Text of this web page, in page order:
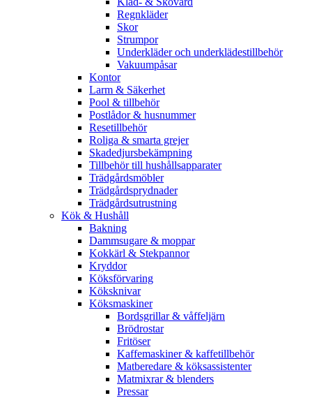
Regnkläder
Skor
Strumpor
Underkläder och underklädestillbehör
Vakuumpåsar
Kontor
Larm & Säkerhet
Pool & tillbehör
Postlådor & husnummer
Resetillbehör
Roliga & smarta grejer
Skadedjursbekämpning
Tillbehör till hushållsapparater
Trädgårdsmöbler
Trädgårdsprydnader
Trädgårdsutrustning
Kök & Hushåll
Bakning
Dammsugare & moppar
Kokkärl & Stekpannor
Kryddor
Köksförvaring
Köksknivar
Köksmaskiner
Bordsgrillar & våffeljärn
Brödrostar
Fritöser
Kaffemaskiner & kaffetillbehör
Matberedare & köksassistenter
Matmixrar & blenders
Pressar